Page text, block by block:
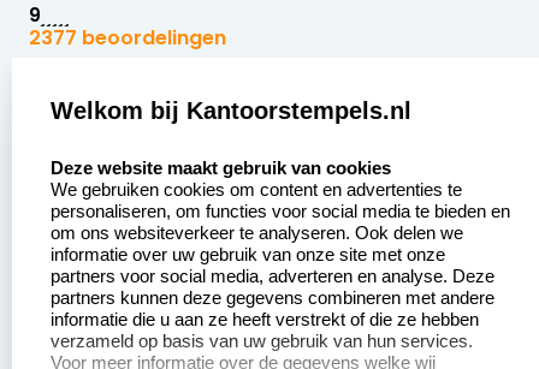
9
2377 beoordelingen
Zakelijk:
Aanvraag op maat
Betaling &
Verzending
Wederverkoper
worden
Sale
Klantenservice:
Contact opnemen
Veel gestelde vragen
Retourneren
Herroepingsrecht
Welkom bij Kantoorstempels.nl
Deze website maakt gebruik van cookies
We gebruiken cookies om content en advertenties te
personaliseren, om functies voor social media te bieden en
om ons websiteverkeer te analyseren. Ook delen we
informatie over uw gebruik van onze site met onze
partners voor social media, adverteren en analyse. Deze
partners kunnen deze gegevens combineren met andere
informatie die u aan ze heeft verstrekt of die ze hebben
verzameld op basis van uw gebruik van hun services.
Voor meer informatie over de gegevens welke wij